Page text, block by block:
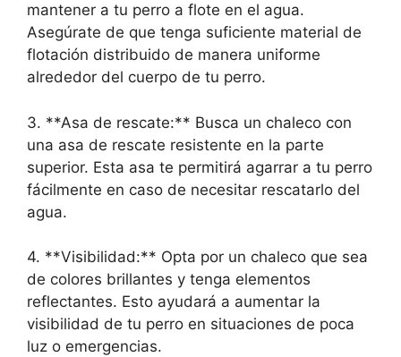
mantener a tu perro a flote en el agua.
Asegúrate de que tenga suficiente material de
flotación distribuido de manera uniforme
alrededor del cuerpo de tu perro.
3. **Asa de rescate:** Busca un chaleco con
una asa de rescate resistente en la parte
superior. Esta asa te permitirá agarrar a tu perro
fácilmente en caso de necesitar rescatarlo del
agua.
4. **Visibilidad:** Opta por un chaleco que sea
de colores brillantes y tenga elementos
reflectantes. Esto ayudará a aumentar la
visibilidad de tu perro en situaciones de poca
luz o emergencias.